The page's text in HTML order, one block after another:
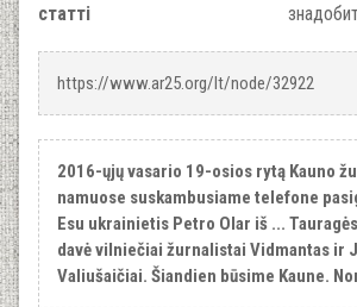
статті
https://www.ar25.org/lt/node/32922
2016-ųjų vasario 19-osios rytą Kauno
namuose suskambusiame telefone
Esu ukrainietis Petro Olar iš ...
davė vilniečiai žurnalistai Vidmantas ir
Valiušaičiai. Šiandien būsime Kaune.